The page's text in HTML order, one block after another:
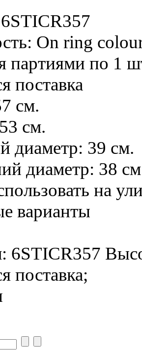
On ring
партиями по 1
поставка
см.
см.
диаметр: 39 см.
диаметр: 38
на
варианты
6STICR357
поставка;